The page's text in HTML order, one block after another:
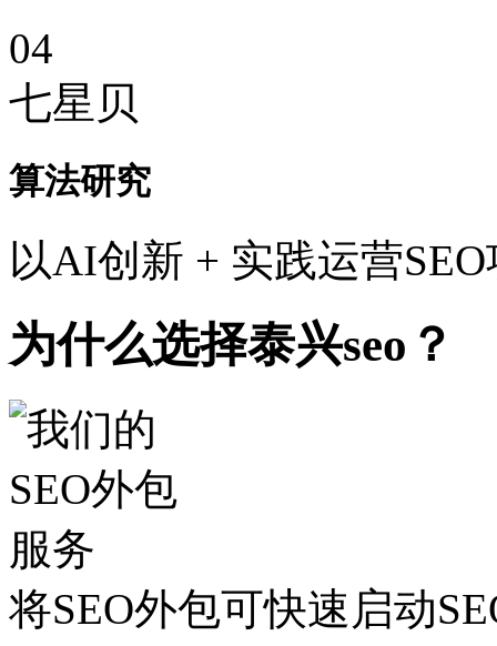
04
七星贝
算法研究
以AI创新 + 实践运营
为什么选择泰兴seo？
将SEO外包可快速启动